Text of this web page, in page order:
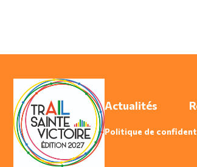
Actualités
Politique de